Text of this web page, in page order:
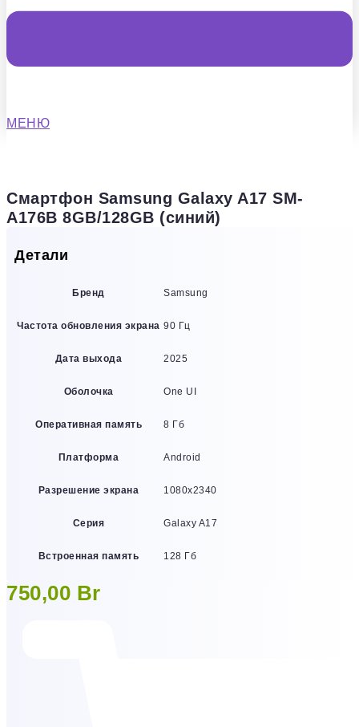
МЕНЮ
Смартфон Samsung Galaxy A17 SM-
A176B 8GB/128GB (синий)
Детали
Бренд Samsung
Частота обновления экрана 90 Гц
Дата выхода 2025
Оболочка One UI
Оперативная память 8 Гб
Платформа Android
Разрешение экрана 1080х2340
Серия Galaxy A17
Встроенная память 128 Гб
750,00 Br